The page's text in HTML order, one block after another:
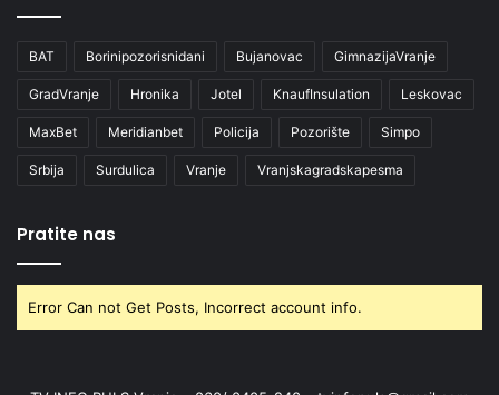
BAT Borinipozorisnidani Bujanovac GimnazijaVranje
GradVranje Hronika Jotel KnaufInsulation Leskovac
MaxBet Meridianbet Policija Pozorište Simpo
Srbija Surdulica Vranje Vranjskagradskapesma
Pratite nas
Error Can not Get Posts, Incorrect account info.